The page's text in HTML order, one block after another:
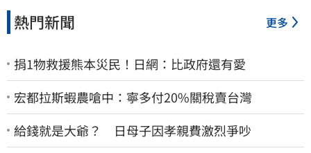
熱門新聞 更多
捐1物救援熊本災民！日網：比政府還有愛
宏都拉斯蝦農嗆中：寧多付20%關稅賣台灣
給錢就是大爺？ 日母子因孝親費激烈爭吵